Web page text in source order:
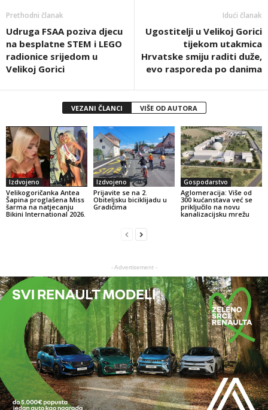
Prethodni članak
Udruga FSAA poziva djecu
na besplatne STEM i LEGO
radionice srijedom u
Velikoj Gorici
Idući članak
Ugostitelji u Velikoj Gorici
tijekom utakmica
Hrvatske smiju raditi duže,
evo rasporeda po danima
VEZANI ČLANCI VIŠE OD AUTORA
Izdvojeno
Velikogoričanka Antea
Šapina proglašena Miss
šarma na natjecanju
Bikini International 2026.
Izdvojeno
Prijavite se na 2.
Obiteljsku biciklijadu u
Gradićima
Gospodarstvo
Aglomeracija: Više od
300 kućanstava već se
priključilo na novu
kanalizacijsku mrežu
- Advertisement -